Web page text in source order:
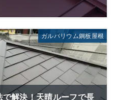
ガルバリウム鋼板屋根
解決！天晴ルーフで長